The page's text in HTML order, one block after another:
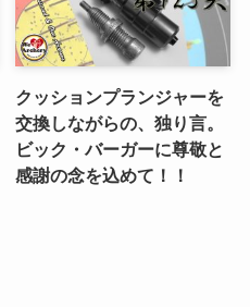
クッションプランジャーを
交換しながらの、独り言。
ビック・バーガーに尊敬と
感謝の念を込めて！！